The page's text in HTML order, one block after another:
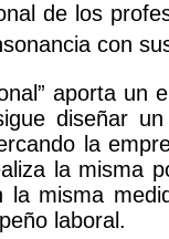
de los
con
aporta un
diseñar
la
la misma
la misma
laboral.